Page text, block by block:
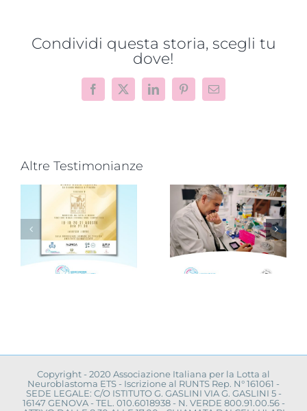
Condividi questa storia, scegli tu
dove!
Facebook
X LinkedInPinterestEmail
Altre Testimonianze
Progetto
“VAMOLAA,
in campo
anche
l’Università
La Sapienza
Novità dalla
ricerca
scientifica:
convegno a
Napoli
Copyright - 2020 Associazione Italiana per la Lotta al
Neuroblastoma ETS - Iscrizione al RUNTS Rep. N° 161061 -
SEDE LEGALE: C/O ISTITUTO G. GASLINI VIA G. GASLINI 5 -
16147 GENOVA - TEL. 010.6018938 - N. VERDE 800.91.00.56 -